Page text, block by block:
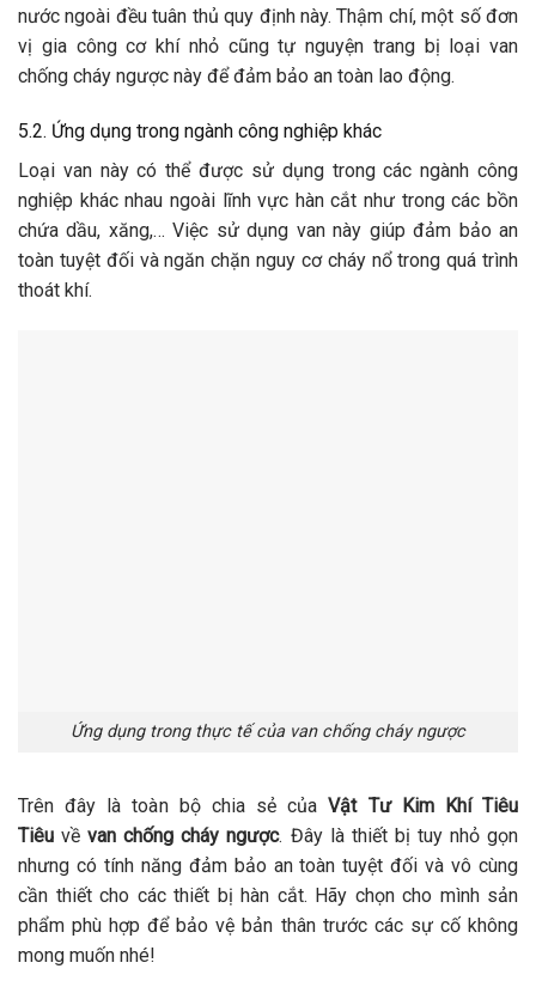
nước ngoài đều tuân thủ quy định này. Thậm chí, một số đơn
vị gia công cơ khí nhỏ cũng tự nguyện trang bị loại van
chống cháy ngược này để đảm bảo an toàn lao động.
5.2. Ứng dụng trong ngành công nghiệp khác
Loại van này có thể được sử dụng trong các ngành công
nghiệp khác nhau ngoài lĩnh vực hàn cắt như trong các bồn
chứa dầu, xăng,… Việc sử dụng van này giúp đảm bảo an
toàn tuyệt đối và ngăn chặn nguy cơ cháy nổ trong quá trình
thoát khí.
Ứng dụng trong thực tế của van chống cháy ngược
Trên đây là toàn bộ chia sẻ củaVật Tư Kim Khí Tiêu
Tiêu vềvan chống cháy ngược. Đây là thiết bị tuy nhỏ gọn
nhưng có tính năng đảm bảo an toàn tuyệt đối và vô cùng
cần thiết cho các thiết bị hàn cắt. Hãy chọn cho mình sản
phẩm phù hợp để bảo vệ bản thân trước các sự cố không
mong muốn nhé!